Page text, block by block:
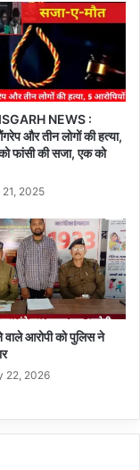
NEWS :
और तीन लोगों की हत्या,
फांसी की सजा, एक को
2025
आरोपी को पुलिस ने
22, 2026